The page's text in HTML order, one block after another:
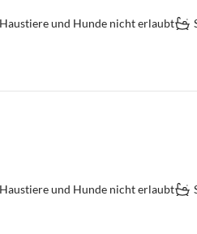
Haustiere und Hunde nicht erlaubt
Haustiere und Hunde nicht erlaubt